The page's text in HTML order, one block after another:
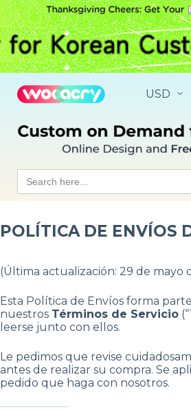
S
k
i
p
t
c
o
t
tSearch
for:
POLÍTICA DE ENVÍOS
(Última actualización: 29 de mayo
Esta Política de Envíos forma
nuestros Términos de Servicio
leerse junto con ellos.
Le pedimos que revise
antes de realizar su compra. Se
pedido que haga con nosotros.